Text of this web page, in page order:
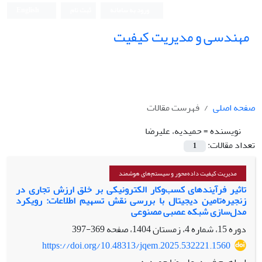
مهندسی و مدیریت کیفیت
صفحه اصلی
فهرست مقالات
نویسنده =حمیدیه، علیرضا
تعداد مقالات:
1
مدیریت کیفیت داده‌محور و سیستم‌های هوشمند
تاثیر فرآیندهای کسب‌وکار الکترونیکی بر خلق ارزش تجاری در
زنجیره‌تامین دیجیتال با بررسی نقش تسهیم اطلاعات: رویکرد
مدل‌سازی شبکه عصبی مصنوعی
دوره 15، شماره 4، زمستان 1404، صفحه
369-397
https://doi.org/10.48313/jqem.2025.532221.1560